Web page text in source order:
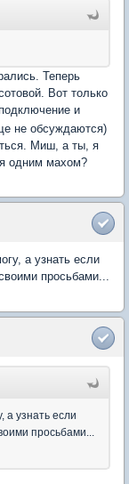
Теперь
Вот только
и
не обсуждаются)
Миш, а ты, я
одним махом?
а узнать если
просьбами...
а узнать если
просьбами...